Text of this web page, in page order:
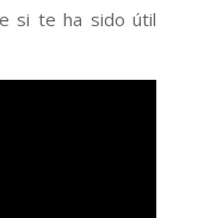
si te ha sido útil